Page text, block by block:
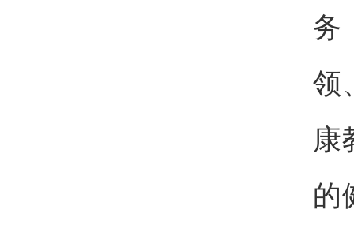
务
领
康
的